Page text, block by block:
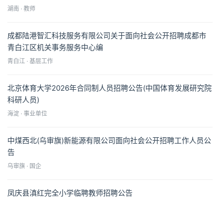
湖南 · 教师
成都陆港智汇科技服务有限公司关于面向社会公开招聘成都市
青白江区机关事务服务中心编
青白江 · 基层工作
北京体育大学2026年合同制人员招聘公告(中国体育发展研究院
科研人员)
海淀 · 事业单位
中煤西北(乌审旗)新能源有限公司面向社会公开招聘工作人员公
告
乌审旗 · 国企
凤庆县滇红完全小学临聘教师招聘公告